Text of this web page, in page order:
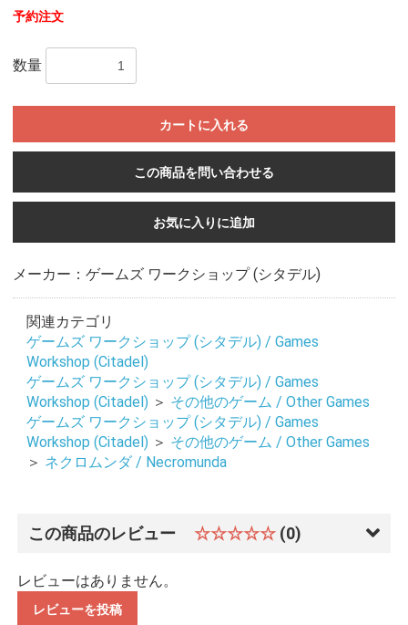
予約注文
数量
カートに入れる
この商品を問い合わせる
お買い物を続ける カートへ進む
お気に入りに追加
メーカー：ゲームズ ワークショップ (シタデル)
関連カテゴリ
ゲームズ ワークショップ (シタデル) / Games
Workshop (Citadel)
ゲームズ ワークショップ (シタデル) / Games
Workshop (Citadel) ＞ その他のゲーム / Other Games
ゲームズ ワークショップ (シタデル) / Games
Workshop (Citadel) ＞ その他のゲーム / Other Games
＞ ネクロムンダ / Necromunda
この商品のレビュー ☆☆☆☆☆ (0)
レビューはありません。
レビューを投稿